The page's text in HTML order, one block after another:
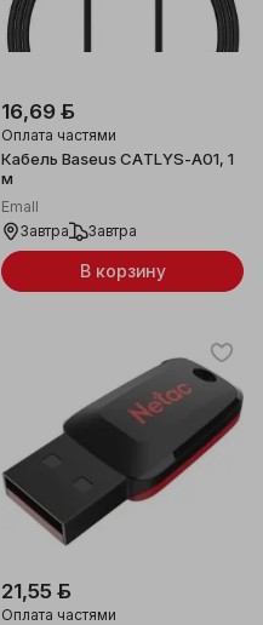
16,69 ƃ
Оплата частями
Кабель Baseus CATLYS-A01, 1
м
Emall
Завтра
Завтра
В корзину
21,55 ƃ
Оплата частями